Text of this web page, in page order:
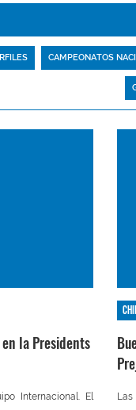
CAMPEONATOS
la Presidents
Internacional. El